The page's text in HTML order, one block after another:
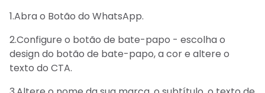
1.Abra o Botão do WhatsApp.
2.Configure o botão de bate-papo - escolha o
design do botão de bate-papo, a cor e altere o
texto do CTA.